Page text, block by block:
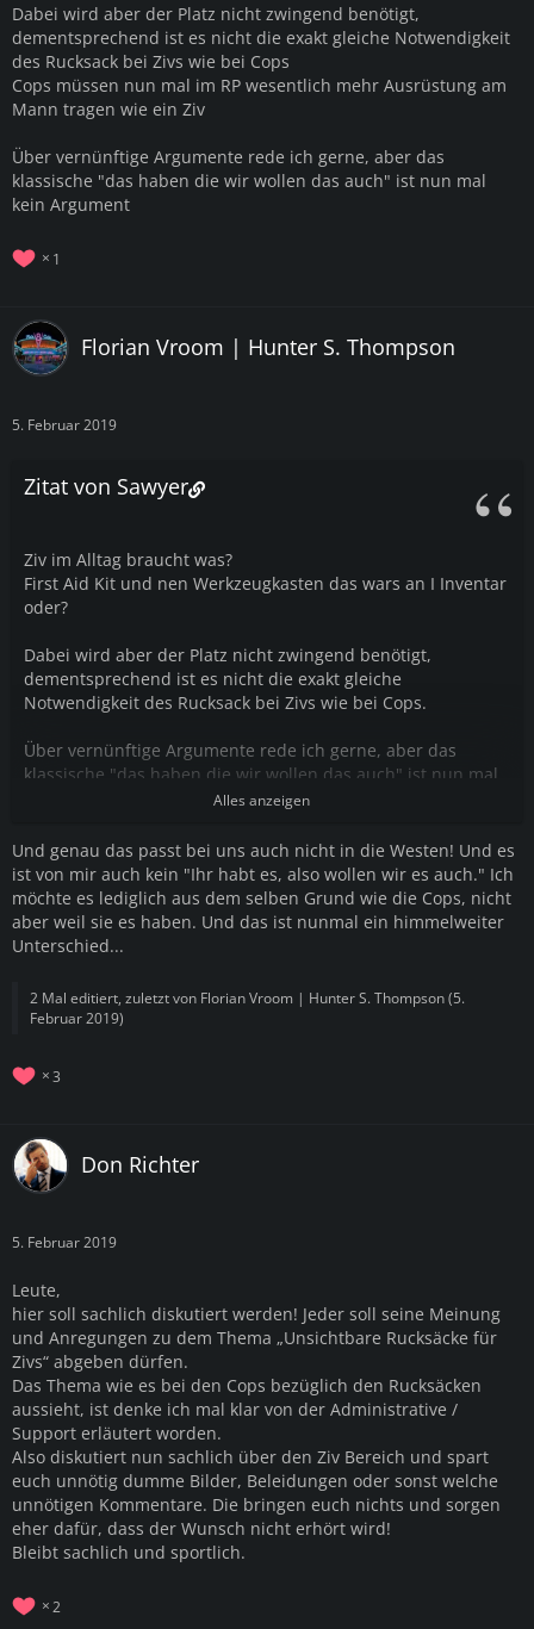
Dabei wird aber der Platz nicht zwingend benötigt,
dementsprechend ist es nicht die exakt gleiche Notwendigkeit
des Rucksack bei Zivs wie bei Cops
Cops müssen nun mal im RP wesentlich mehr Ausrüstung am
Mann tragen wie ein Ziv
Über vernünftige Argumente rede ich gerne, aber das
klassische "das haben die wir wollen das auch" ist nun mal
kein Argument
1
Florian Vroom | Hunter S. Thompson
5. Februar 2019
Zitat von Sawyer
Ziv im Alltag braucht was?
First Aid Kit und nen Werkzeugkasten das wars an I Inventar
oder?
Dabei wird aber der Platz nicht zwingend benötigt,
dementsprechend ist es nicht die exakt gleiche
Notwendigkeit des Rucksack bei Zivs wie bei Cops.
Über vernünftige Argumente rede ich gerne, aber das
klassische "das haben die wir wollen das auch" ist nun mal
Alles anzeigen
Und genau das passt bei uns auch nicht in die Westen! Und es
ist von mir auch kein "Ihr habt es, also wollen wir es auch." Ich
möchte es lediglich aus dem selben Grund wie die Cops, nicht
aber weil sie es haben. Und das ist nunmal ein himmelweiter
Unterschied...
2 Mal editiert, zuletzt von Florian Vroom | Hunter S. Thompson(5.
Februar 2019)
3
Don Richter
5. Februar 2019
Leute,
hier soll sachlich diskutiert werden! Jeder soll seine Meinung
und Anregungen zu dem Thema „Unsichtbare Rucksäcke für
Zivs“ abgeben dürfen.
Das Thema wie es bei den Cops bezüglich den Rucksäcken
aussieht, ist denke ich mal klar von der Administrative /
Support erläutert worden.
Also diskutiert nun sachlich über den Ziv Bereich und spart
euch unnötig dumme Bilder, Beleidungen oder sonst welche
unnötigen Kommentare. Die bringen euch nichts und sorgen
eher dafür, dass der Wunsch nicht erhört wird!
Bleibt sachlich und sportlich.
2